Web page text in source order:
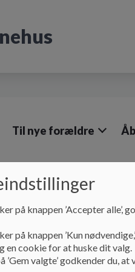
Til nye forældre
Vores dagtilbud
på knappen ’Accepter
på knappen ’Kun
en cookie for at huske dit valg.
’Gem valgte’ godkender du,